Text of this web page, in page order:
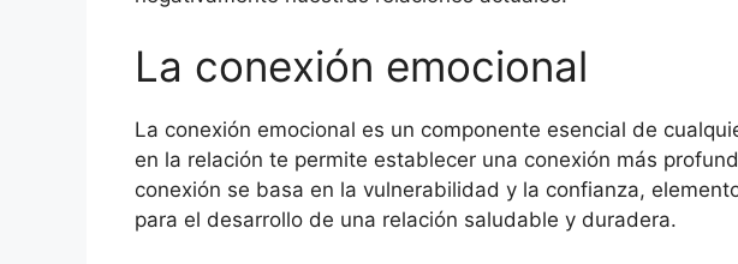
La conexión emocional
La conexión emocional es un componente esencial de
en la relación te permite establecer una conexión más
conexión se basa en la vulnerabilidad y la confianza,
para el desarrollo de una relación saludable y duradera.